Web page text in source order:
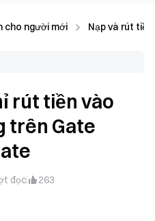
cho người mới Nạp và rút tiền
rút tiền vào
trên Gate
đọc 263